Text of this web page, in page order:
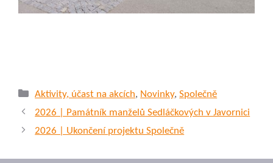
Rubriky
Aktivity, účast na akcích, Novinky,Společně
2026 | Památník manželů Sedláčkových v Javornici
2026 | Ukončení projektu Společně